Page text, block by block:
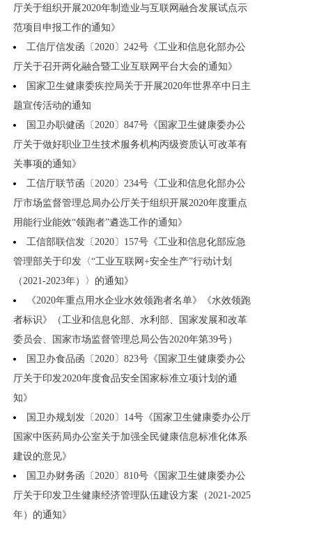
厅关于组织开展2020年制造业与互联网融合发展试点示
范项目申报工作的通知》
工信厅信发函〔2020〕242号《工业和信息化部办公
厅关于召开两化融合暨工业互联网平台大会的通知》
国家卫生健康委疾控局关于开展2020年世界卒中日主
题宣传活动的通知
国卫办职健函〔2020〕847号《国家卫生健康委办公
厅关于做好职业卫生技术服务机构丙级资质认可改革有
关事项的通知》
工信厅联节函〔2020〕234号《工业和信息化部办公
厅市场监督管理总局办公厅关于组织开展2020年度重点
用能行业能效“领跑者”遴选工作的通知》
工信部联信发〔2020〕157号《工业和信息化部应急
管理部关于印发〈“工业互联网+安全生产”行动计划
（2021-2023年）〉的通知》
《2020年重点用水企业水效领跑者名单》《水效领跑
者标识》（工业和信息化部、水利部、国家发展和改革
委员会、国家市场监督管理总局公告2020年第39号）
国卫办食品函〔2020〕823号《国家卫生健康委办公
厅关于印发2020年度食品安全国家标准立项计划的通
知》
国卫办规划发〔2020〕14号《国家卫生健康委办公厅
国家中医药局办公室关于加强全民健康信息标准化体系
建设的意见》
国卫办财务函〔2020〕810号《国家卫生健康委办公
厅关于印发卫生健康经济管理队伍建设方案（2021-2025
年）的通知》